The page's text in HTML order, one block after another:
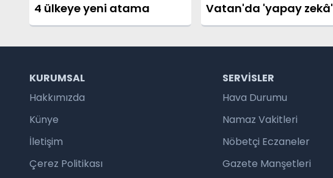
4 ülkeye yeni atama
Vatan'da 'yapay zekâ'
çıkışı
KURUMSAL
Hakkımızda
Künye
İletişim
Çerez Politikası
SERVISLER
Hava Durumu
Namaz Vakitleri
Nöbetçi Eczaneler
Gazete Manşetleri